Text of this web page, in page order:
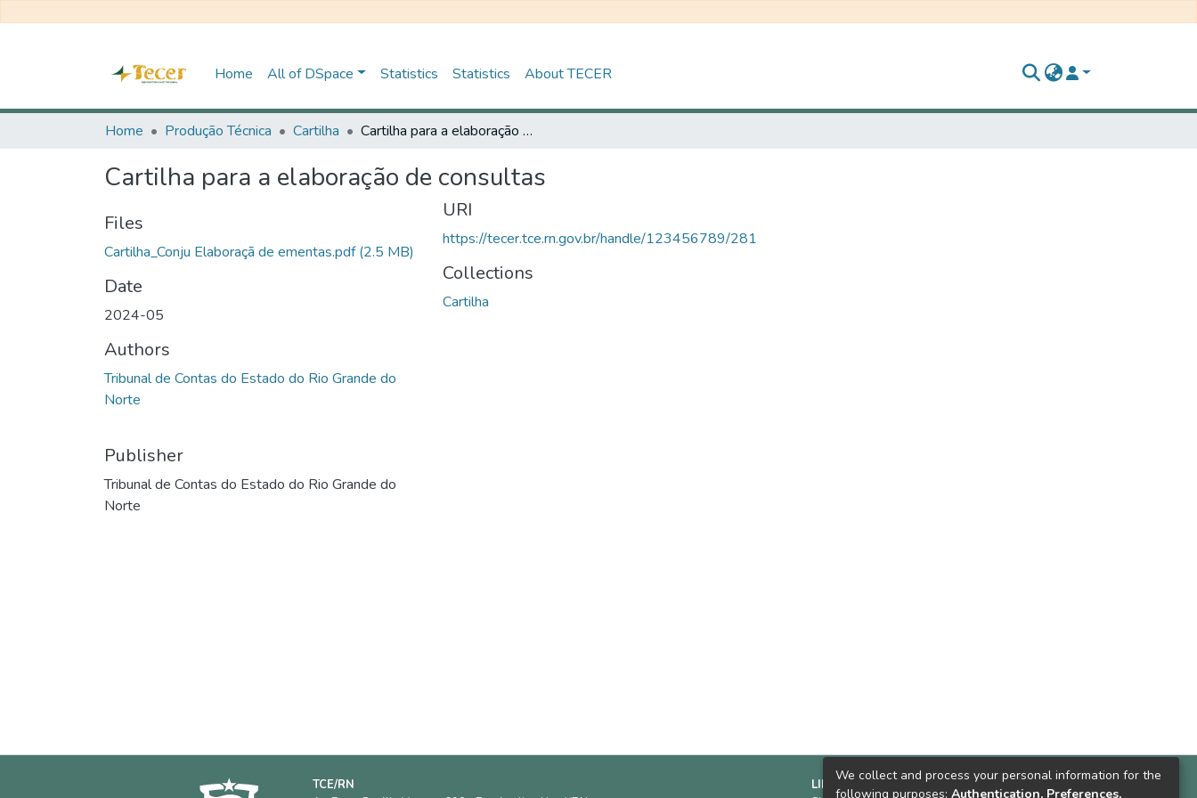
Home All of DSpace Statistics Statistics About TECER
Home Produção Técnica Cartilha Cartilha para a elaboração de consultas
Cartilha para a elaboração de consultas
Files
Cartilha_Conju Elaboraçã de ementas.pdf(2.5 MB)
Date
2024-05
Authors
Tribunal de Contas do Estado do Rio Grande do
Norte
Publisher
Tribunal de Contas do Estado do Rio Grande do
Norte
URI
https://tecer.tce.rn.gov.br/handle/123456789/281
Collections
Cartilha
TCE/RN
LINKS SUGERIDOS:
We collect and process your personal information for the
following purposes: Authentication, Preferences,